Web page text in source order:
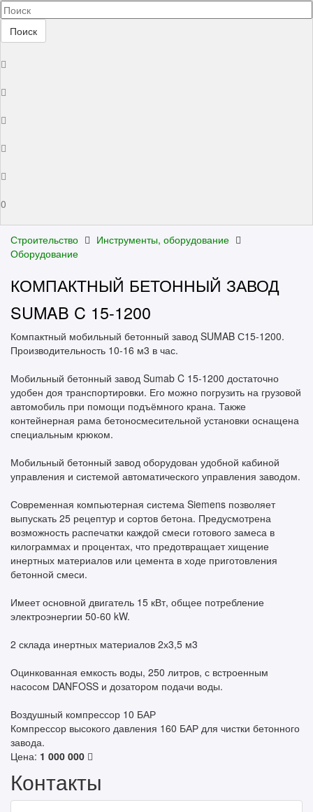
Поиск
0
Строительство
Инструменты, оборудование
Оборудование
КОМПАКТНЫЙ БЕТОННЫЙ ЗАВОД
SUMAB C 15-1200
Компактный мобильный бетонный завод SUMAB С15-1200.
Производительность 10-16 м3 в час.
Мобильный бетонный завод Sumab C 15-1200 достаточно
удобен доя транспортировки. Его можно погрузить на грузовой
автомобиль при помощи подъёмного крана. Также
контейнерная рама бетоносмесительной установки оснащена
специальным крюком.
Мобильный бетонный завод оборудован удобной кабиной
управления и системой автоматического управления заводом.
Современная компьютерная система Siemens позволяет
выпускать 25 рецептур и сортов бетона. Предусмотрена
возможность распечатки каждой смеси готового замеса в
килограммах и процентах, что предотвращает хищение
инертных материалов или цемента в ходе приготовления
бетонной смеси.
Имеет основной двигатель 15 кВт, общее потребление
электроэнергии 50-60 kW.
2 склада инертных материалов 2х3,5 м3
Оцинкованная емкость воды, 250 литров, с встроенным
насосом DANFOSS и дозатором подачи воды.
Воздушный компрессор 10 БАР
Компрессор высокого давления 160 БАР для чистки бетонного
завода.
Цена: 1 000 000
Контакты